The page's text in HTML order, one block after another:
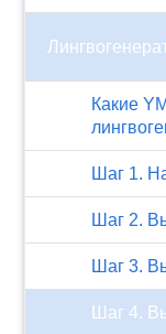
Какие
Шаг 1.
Шаг 2.
Шаг 3.
Шаг 4.